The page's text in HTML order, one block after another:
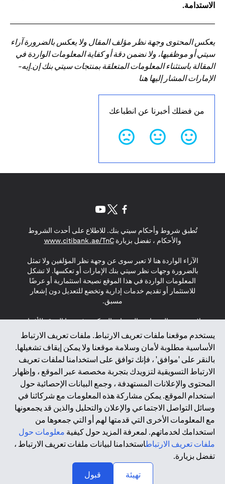
الاستدامة.
يعكس المحتوى وجهة نظر مؤلف المقال ولا يعكس بالضرورة آراء
سيتي أو موظفيها، ولا نضمن دقة أو كفاية المعلومات الواردة في
المقالة باستثناء المعلومات المتعلقة بمنتجات سيتي بنك إن.إيه-
الإمارات المشار إليها هنا
من فضلك أخبرنا عن انطباعك
يستخدم موقعنا ملفات تعريف الارتباط. ملفات تعريف الارتباط
الأساسية مطلوبة لأمان وسلامة موقعنا ولا يمكن إيقاف تشغيلها.
بالنقر على 'موافق' ، فإنك توافق على استخدامنا لملفات تعريف
الارتباط التسويقية لتزويدك بتجربة مخصصة عبر الموقع ، وإظهار
المحتوى والإعلانات المستهدفة ، وجمع البيانات الإحصائية حول
استخدام الموقع. يمكن مشاركة هذه المعلومات مع شركائنا في
وسائل التواصل الاجتماعي والإعلان والتحليل والذين قد يجمعونها
مع المعلومات الأخرى التي قدمتها لهم أو التي جمعوها من
استخدامك لخدماتهم. لمعرفة المزيد حول كيفية معلومات حول
ملفات تعريف الارتباطاستخدامنا لبيانات ملفات تعريف الارتباط ،
تفضل بزيارة.
تهيئة
قبول
تُطبق شروط وأحكام سيتي بنك. للاطلاع على أحدث الشروط
والأحكام ، تفضل بزيارةwww.citibank.ae/TnC
in a new tab
الآراء الواردة هنا لا تعبر سوى عن وجهة نظر المؤلفين ولا تمثل
بالضرورة وجهات نظر سيتي بنك الإمارات أو تعكسها. لا تشكل
المعلومات الواردة في هذا الموقع نصيحة استثمارية أو عرضًا
للاستثمار أو تقديم خدمات إدارية وتخضع للتعديل دون إشعار
مسبق.
لا يتم تقديم المنتجات والخدمات المذكورة في هذا الموقع للأفراد
المقيمين في الاتحاد الأوروبي أو المنطقة الاقتصادية الأوروبية أو
سويسرا أو غيرنسي أو جيرسي أو موناكو أو سان مارينو أو
الفاتيكان أو جزيرة مان أو المملكة المتحدة أو خصوصية البيانات
(لائحة حماية البيانات العامة \ قانون حماية البيانات الشخصية
العامة \ قانون خصوصية نيوزيلندا). المحتوى الموجود في هذه
الصفحة ليس ولا ينبغي تفسيره على أنه عرض أو دعوة أو دعوة
لشراء أو بيع أي من المنتجات والخدمات المذكورة هنا لمثل هؤلاء
الأفراد.
*GDPR – اللائحة العامة لحماية البيانات؛ * LGPD – Lei Geral de
Proteção de Dados Pessoais ; *NZPA – قانون الخصوصية
النيوزيلندي
2025 citibank.ae